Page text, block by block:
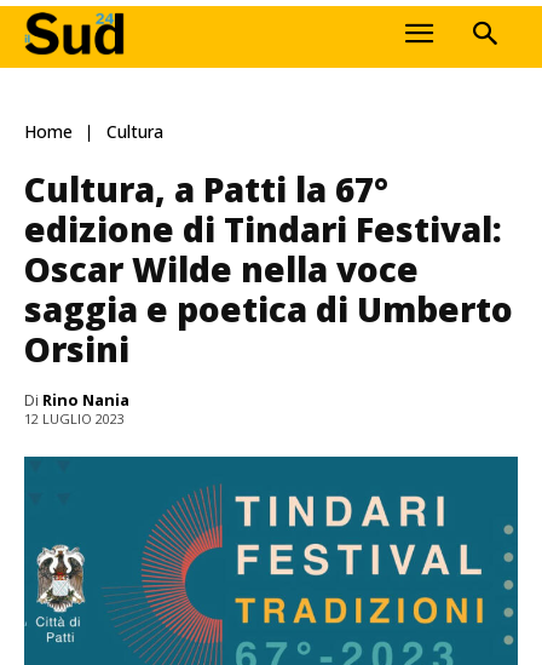
Home Cultura
Cultura, a Patti la 67°
edizione di Tindari Festival:
Oscar Wilde nella voce
saggia e poetica di Umberto
Orsini
Di Rino Nania
12 LUGLIO 2023